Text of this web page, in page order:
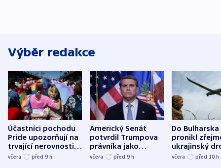
Výběr redakce
Účastníci pochodu
Pride upozorňují na
trvající nerovnosti i
společenskou
včera před 9 h
Americký Senát
potvrdil Trumpova
právníka jako
ministra
včera před 9 h
Do Bulharska
pronikl
ukrajinský
explodoval
včera před 10 h